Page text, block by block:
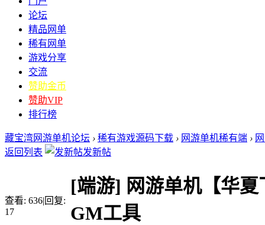
论坛
精品网单
稀有网单
游戏分享
交流
赞助金币
赞助VIP
排行榜
藏宝湾网游单机论坛 › 稀有游戏源码下载 › 网游单机稀有端 ›
返回列表
发新帖
查看: 636|回复:
17
[端游] 网游单机【华
GM工具